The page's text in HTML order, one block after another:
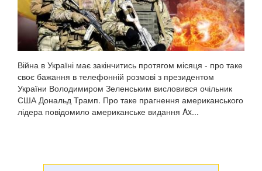
Війна в Україні має закінчитись протягом місяця - про таке
своє бажання в телефонній розмові з президентом
України Володимиром Зеленським висловився очільник
США Дональд Трамп. Про таке прагнення американського
лідера повідомило американське видання Ax...